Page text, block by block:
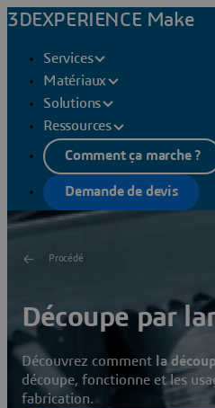
3DEXPERIENCE Make
Services
Matériaux
Solutions
Ressources
Comment ça marche ?
Demande de devis
Procédé
Découpe par
Découvrez comment la
découpe, fonctionne et les
fabrication.